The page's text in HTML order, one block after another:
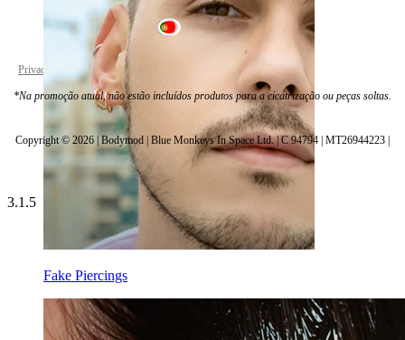
Fake Piercings
Portugal
Privacy policy Cookie settings
*Na promoção atual, não estão incluídos produtos para a cicatrização ou peças soltas.
Copyright © 2026 | Bodymod | Blue Monkeys In Space Ltd. | C 94794 | MT26944223 |
3.1.5